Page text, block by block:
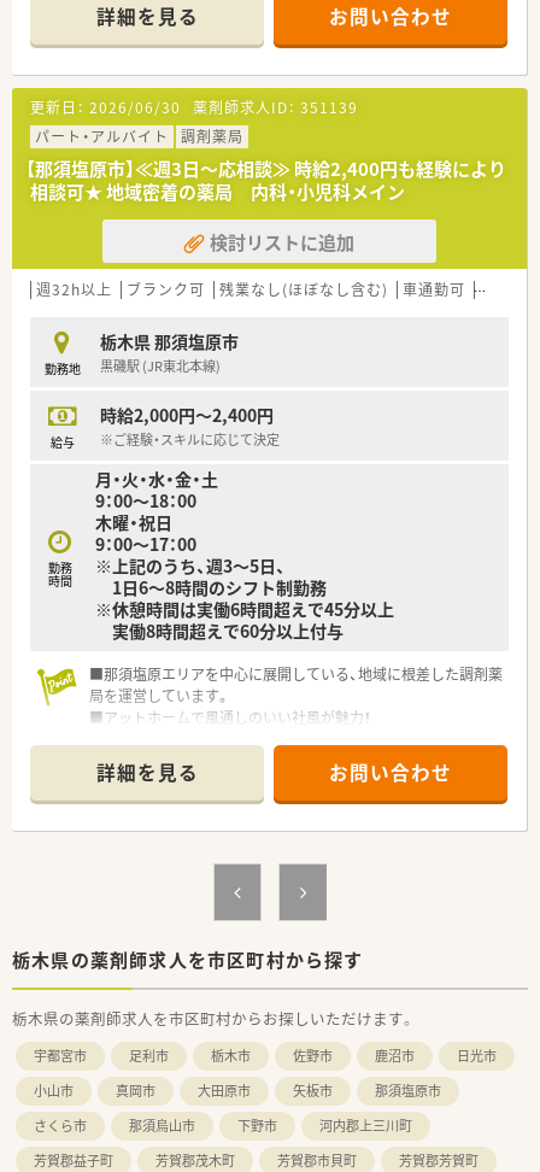
名の体制で対応し、居宅在宅にも注力しています。
■平日は18時まで、土曜日は17時30分までの開局となっており、
無理のないペースで勤務することが可能です。
【企業の特徴】
■栃木県内に4店舗展開しています。
■健康相談から在宅医療まで患者様の要望に対応できる運営体
制です。
■小規模運営ならではの風通しのよさがあり、産・育休取得者の
復帰率も高く、働きやすい環境がございます。
■福利厚生も充実！社員旅行や宿泊施設との提携、お薬代負担
等、社員に優しい環境です。
■未経験・ブランクのある方でも安心のサポート体制有り。お気
軽にご相談ください。
【職場環境と雰囲気】
■薬剤師の人数が充実しているため一人当たりの業務負担が軽
減され、ヘルプ体制もしっかりと整備されています。
たことがあればすぐに相談し合える温かい環境です。
■幅広い年代のスタッフが活躍しており、お互いを尊重し合いな
詳細を見る お問い合わせ
更新日： 2026/06/30 薬剤師求人ID： 351139
パート・アルバイト
調剤薬局
【那須塩原市】≪週3日～応相談≫ 時給2,400円も経験により
相談可★ 地域密着の薬局 内科・小児科メイン
検討リストに追加
週32h以上 ブランク可 残業なし(ほぼなし含む) 車通勤可 扶養内
勤務地
栃木県 那須塩原市
黒磯駅 (JR東北本線)
給与
時給2,000円～2,400円
※ご経験・スキルに応じて決定
勤務
時間
月・火・水・金・土
9：00～18：00
木曜・祝日
9：00～17：00
※上記のうち、週3～5日、
1日6～8時間のシフト制勤務
※休憩時間は実働6時間超えで45分以上
実働8時間超えで60分以上付与
■那須塩原エリアを中心に展開している、地域に根差した調剤薬
局を運営しています。
■アットホームで風通しのいい社風が魅力！
詳細を見る お問い合わせ
栃木県の薬剤師求人を市区町村から探す
栃木県の薬剤師求人を市区町村からお探しいただけます。
宇都宮市 足利市 栃木市 佐野市 鹿沼市
日光市
小山市
真岡市 大田原市 矢板市
那須塩原市
さくら市
那須烏山市 下野市
河内郡上三川町
芳賀郡益子町
芳賀郡茂木町 芳賀郡市貝町
芳賀郡芳賀町